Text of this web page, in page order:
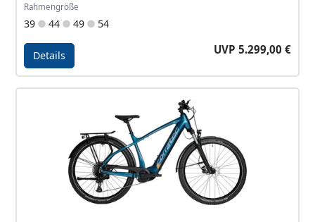
Rahmengröße
39 44 49 54
Details UVP 5.299,00 €